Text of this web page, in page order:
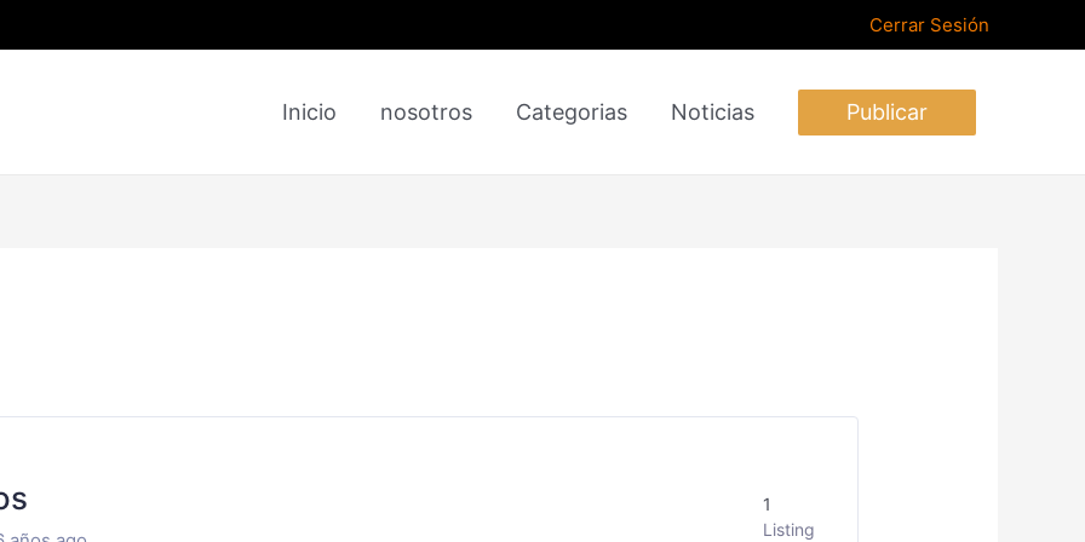
Cerrar Sesión
Inicio nosotros Categorias Noticias Publicar
1
Listing